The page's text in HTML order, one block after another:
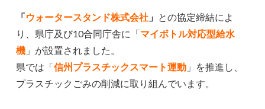
「ウォータースタンド株式会社 」 との協定締結によ
り、県庁及び10合同庁舎に「マイボトル対応型給水
機 」が設置されました。
県では「信州プラスチックスマート運動 」を推進し、
プラスチックごみの削減に取り組んでいます。